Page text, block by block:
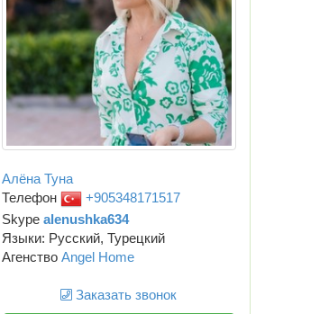
Алёна Туна
Телефон
+905348171517
Skype alenushka634
Языки: Русский, Турецкий
Агенство Angel Home
Заказать звонок